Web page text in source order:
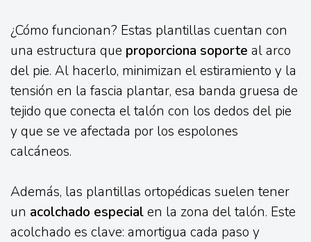
¿Cómo funcionan? Estas plantillas cuentan con
una estructura que proporciona soporte al arco
del pie. Al hacerlo, minimizan el estiramiento y la
tensión en la fascia plantar, esa banda gruesa de
tejido que conecta el talón con los dedos del pie
y que se ve afectada por los espolones
calcáneos.
Además, las plantillas ortopédicas suelen tener
un acolchado especialen la zona del talón. Este
acolchado es clave: amortigua cada paso y